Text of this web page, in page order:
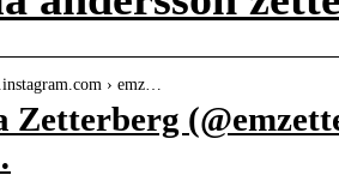
› emz…
Zetterberg